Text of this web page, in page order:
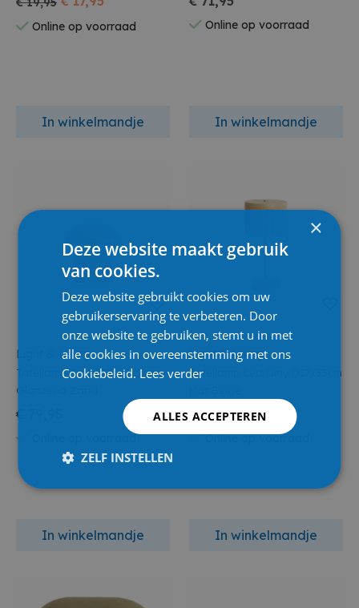
Online op voorraad
In winkelmandje
Online op voorraad
In winkelmandje
Light & Living
Tafellamp Todd 37x26x37cm
Glanzend Zand
€ 79,95
Online op voorraad
In winkelmandje
Light & Living
Tafellamp Led Diny D17x35cm
€ 37,95
Online op voorraad
In winkelmandje
×
Deze website maakt gebruik
van cookies.
Deze website gebruikt cookies om uw
gebruikerservaring te verbeteren. Door
onze website te gebruiken, stemt u in met
alle cookies in overeenstemming met ons
Cookiebeleid. Lees verder
ALLES ACCEPTEREN
ZELF INSTELLEN